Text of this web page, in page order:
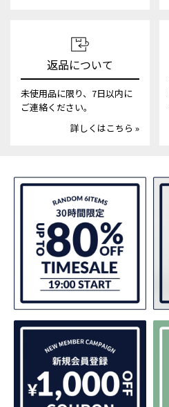
返品について
未使用品に限り、7日以内に
ご連絡ください。
詳しくはこちら »